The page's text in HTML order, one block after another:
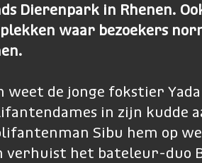
Dierenpark in Rhenen.
plekken waar bezoekers
weet de jonge fokstier
in zijn kudde
Sibu hem op
verhuist het bateleur-duo